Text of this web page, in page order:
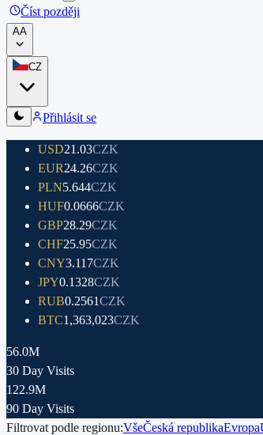
Číst později
AA
CZ
Přihlásit se
USD21.03CZK
EUR24.26CZK
PLN5.644CZK
HUF0.0666CZK
GBP28.29CZK
CHF25.95CZK
CNY3.117CZK
JPY0.1328CZK
RUB0.2561CZK
BTC1,363,023CZK
56.0M
30 Day Visits
122.9M
90 Day Visits
Filtrovat podle regionu:VšeČeská republikaEvropa